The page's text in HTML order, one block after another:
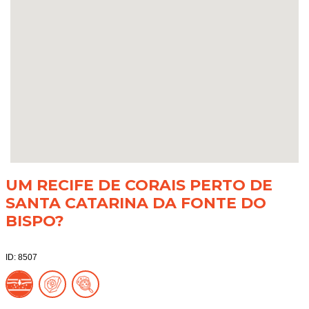
UM RECIFE DE CORAIS PERTO DE
SANTA CATARINA DA FONTE DO
BISPO?
ID: 8507